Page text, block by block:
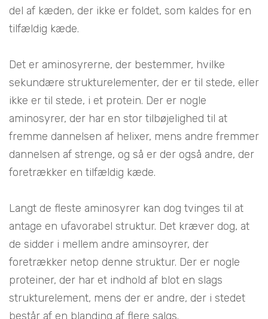
del af kæden, der ikke er foldet, som kaldes for en
tilfældig kæde.
Det er aminosyrerne, der bestemmer, hvilke
sekundære strukturelementer, der er til stede, eller
ikke er til stede, i et protein. Der er nogle
aminosyrer, der har en stor tilbøjelighed til at
fremme dannelsen af helixer, mens andre fremmer
dannelsen af strenge, og så er der også andre, der
foretrækker en tilfældig kæde.
Langt de fleste aminosyrer kan dog tvinges til at
antage en ufavorabel struktur. Det kræver dog, at
de sidder i mellem andre aminsoyrer, der
foretrækker netop denne struktur. Der er nogle
proteiner, der har et indhold af blot en slags
strukturelement, mens der er andre, der i stedet
består af en blanding af flere salgs.